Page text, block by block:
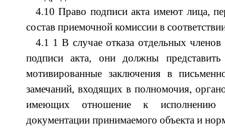
4.10 Право подписи акта имеют лица,
состав приемочной комиссии в
4.1 1 В случае отказа отдельных
подписи акта, они должны представить
мотивированные заключения в
замечаний, входящих в полномочия,
имеющих отношение к исполнению
документации принимаемого объекта и